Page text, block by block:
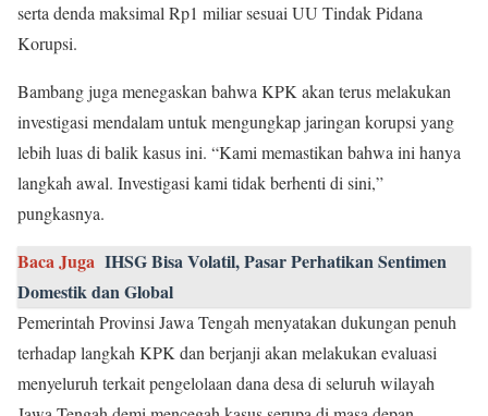
serta denda maksimal Rp1 miliar sesuai UU Tindak Pidana
Korupsi.
Bambang juga menegaskan bahwa KPK akan terus melakukan
investigasi mendalam untuk mengungkap jaringan korupsi yang
lebih luas di balik kasus ini. “Kami memastikan bahwa ini hanya
langkah awal. Investigasi kami tidak berhenti di sini,”
pungkasnya.
Baca Juga IHSG Bisa Volatil, Pasar Perhatikan Sentimen
Domestik dan Global
Pemerintah Provinsi Jawa Tengah menyatakan dukungan penuh
terhadap langkah KPK dan berjanji akan melakukan evaluasi
menyeluruh terkait pengelolaan dana desa di seluruh wilayah